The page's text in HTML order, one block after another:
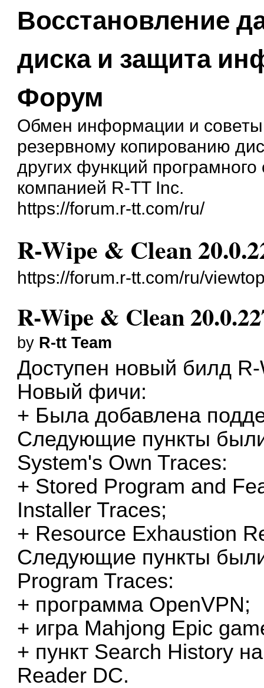
Восстановление
диска и защита
Форум
Обмен информации и
резервному копированию
других функций
компанией R-TT Inc.
https://forum.r-tt.com/ru/
R-Wipe & Clean
https://forum.r-tt.com/ru/
R-Wipe & Clean
by R-tt Team
Доступен новый билд
Новый фичи:
+ Была добавлена
Следующие пункты
System's Own Traces:
+ Stored Program and
Installer Traces;
+ Resource Exhaustion
Следующие пункты
Program Traces:
+ программа OpenVPN;
+ игра Mahjong Epic
+ пункт Search History
Reader DC.